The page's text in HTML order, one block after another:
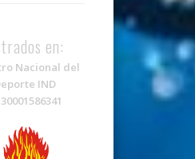
en:
Nacional del
IND